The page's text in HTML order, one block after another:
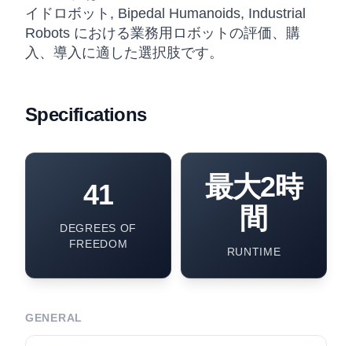
イドロボット, Bipedal Humanoids, Industrial
Robots における業務用ロボットの評価、購
入、導入に適した選択肢です。
Specifications
41
DEGREES OF
FREEDOM
最大2時
間
RUNTIME
GENERAL